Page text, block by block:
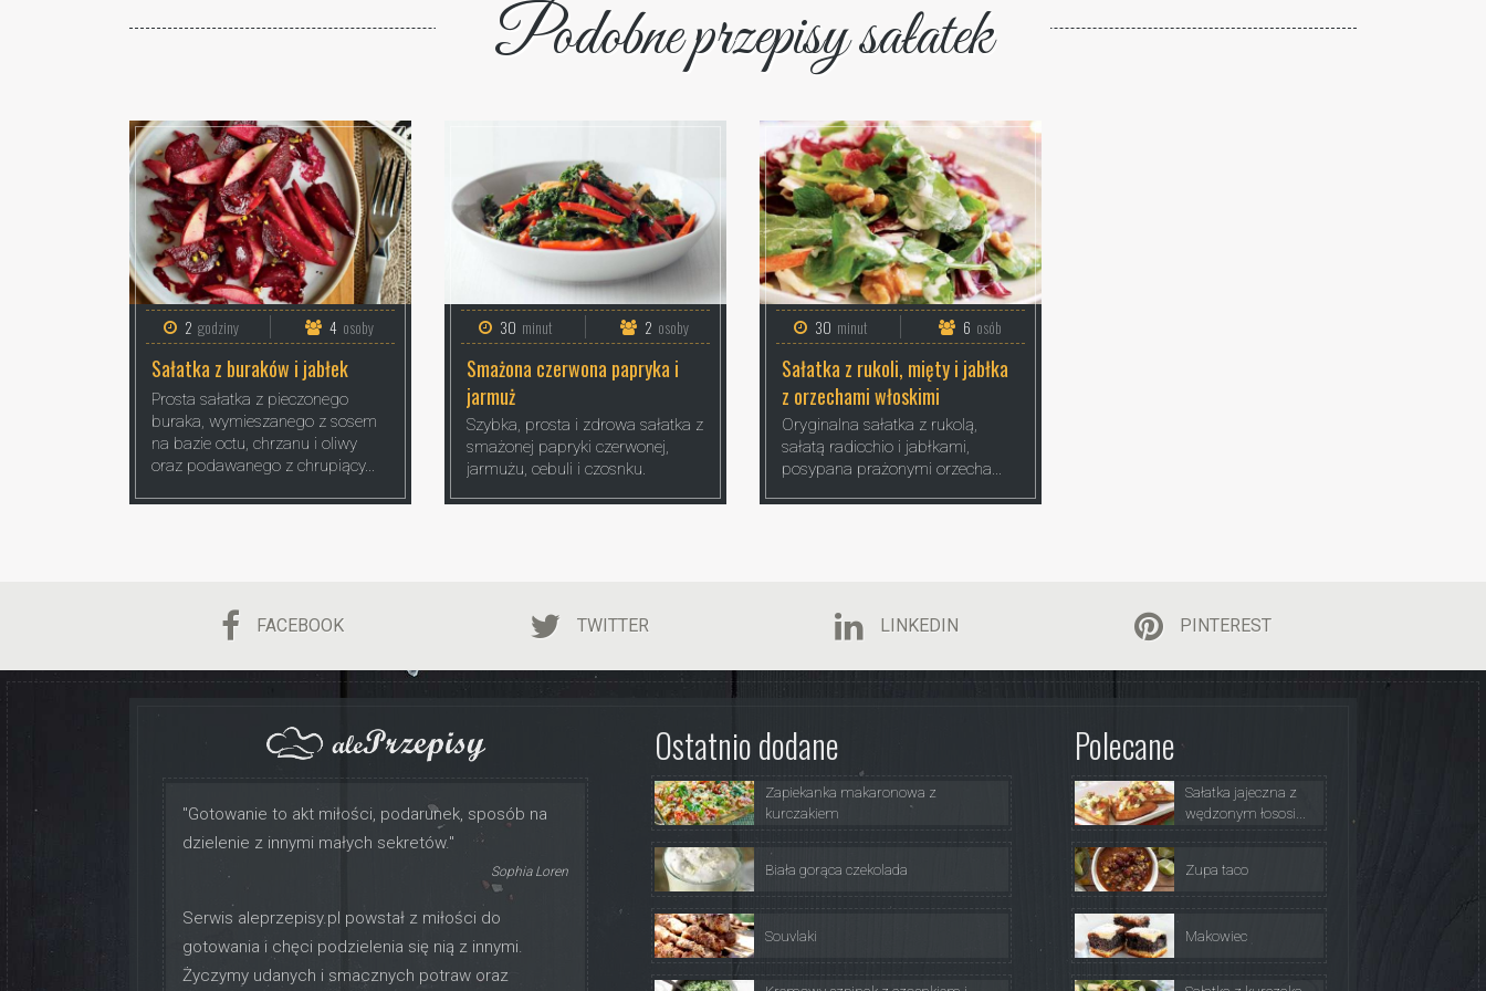
Podobne przepisy sałatek
2 godziny 4 osoby
Sałatka z buraków i jabłek
Prosta sałatka z pieczonego
buraka, wymieszanego z sosem
na bazie octu, chrzanu i oliwy
oraz podawanego z chrupiący...
30 minut 2 osoby
Smażona czerwona papryka i
jarmuż
Szybka, prosta i zdrowa sałatka z
smażonej papryki czerwonej,
jarmużu, cebuli i czosnku.
30 minut 6 osób
Sałatka z rukoli, mięty i jabłka
z orzechami włoskimi
Oryginalna sałatka z rukolą,
sałatą radicchio i jabłkami,
posypana prażonymi orzecha...
FACEBOOK TWITTER LINKEDIN PINTEREST
"Gotowanie to akt miłości, podarunek, sposób na
dzielenie z innymi małych sekretów."
Sophia Loren
Serwis aleprzepisy.pl powstał z miłości do
gotowania i chęci podzielenia się nią z innymi.
Życzymy udanych i smacznych potraw oraz
Ostatnio dodane
Zapiekanka makaronowa z
kurczakiem
Biała gorąca czekolada
Souvlaki
Polecane
Sałatka jajeczna z
wędzonym łososi...
Zupa taco
Makowiec